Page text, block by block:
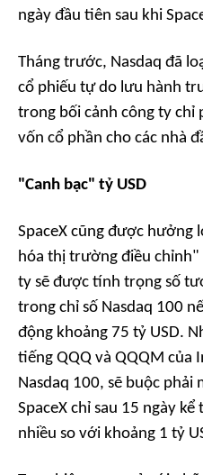
ngày đầu tiên sau khi
Tháng trước, Nasdaq đã
cổ phiếu tự do lưu hành
trong bối cảnh công ty chỉ
vốn cổ phần cho các nhà
"Canh bạc" tỷ USD
SpaceX cũng được
hóa thị trường điều chỉnh"
ty sẽ được tính trọng số
trong chỉ số Nasdaq 100
động khoảng 75 tỷ USD.
tiếng QQQ và QQQM của
Nasdaq 100, sẽ buộc phải
SpaceX chỉ sau 15 ngày
nhiều so với khoảng 1 tỷ